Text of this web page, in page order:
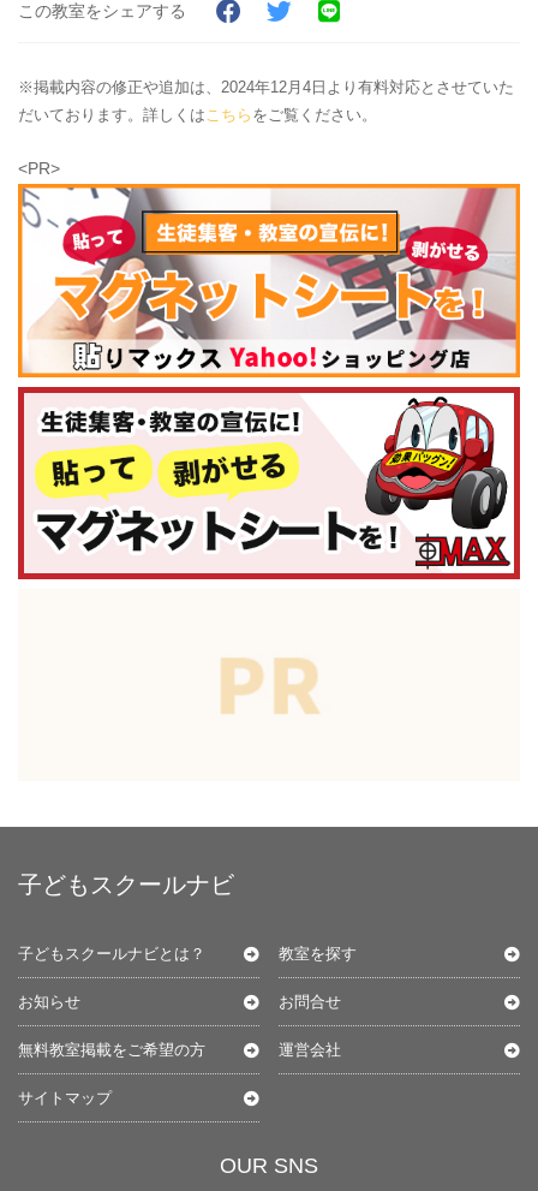
この教室をシェアする
※掲載内容の修正や追加は、2024年12月4日より有料対応とさせていた
だいております。詳しくはこちら をご覧ください。
<PR>
子どもスクールナビ
子どもスクールナビとは？ 教室を探す
お知らせ お問合せ
無料教室掲載をご希望の方 運営会社
サイトマップ
OUR SNS